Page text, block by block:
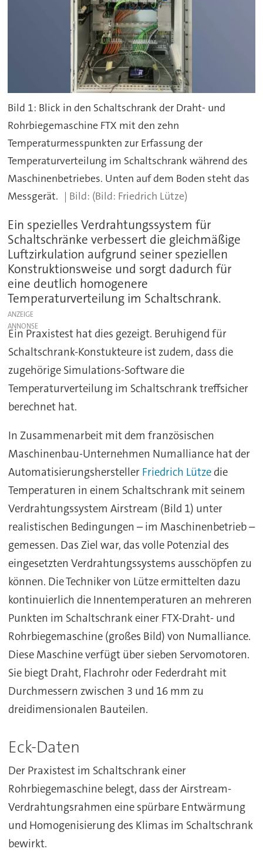
Bild 1: Blick in den Schaltschrank der Draht- und
Rohrbiegemaschine FTX mit den zehn
Temperaturmesspunkten zur Erfassung der
Temperaturverteilung im Schaltschrank während des
Maschinenbetriebes. Unten auf dem Boden steht das
Messgerät.
(Bild: Friedrich Lütze)
Ein spezielles Verdrahtungssystem für
Schaltschränke verbessert die gleichmäßige
Luftzirkulation aufgrund seiner speziellen
Konstruktionsweise und sorgt dadurch für
eine deutlich homogenere
Temperaturverteilung im Schaltschrank.
ANZEIGE
Ein Praxistest hat dies gezeigt. Beruhigend für
Schaltschrank-Konstukteure ist zudem, dass die
zugehörige Simulations-Software die
Temperaturverteilung im Schaltschrank treffsicher
berechnet hat.
In Zusammenarbeit mit dem französischen
Maschinenbau-Unternehmen Numalliance hat der
Automatisierungshersteller Friedrich Lützedie
Temperaturen in einem Schaltschrank mit seinem
Verdrahtungssystem Airstream (Bild 1) unter
realistischen Bedingungen – im Maschinenbetrieb –
gemessen. Das Ziel war, das volle Potenzial des
eingesetzten Verdrahtungssystems ausschöpfen zu
können. Die Techniker von Lütze ermittelten dazu
kontinuierlich die Innentemperaturen an mehreren
Punkten im Schaltschrank einer FTX-Draht- und
Rohrbiegemaschine (großes Bild) von Numalliance.
Diese Maschine verfügt über sieben Servomotoren.
Sie biegt Draht, Flachrohr oder Federdraht mit
Durchmessern zwischen 3 und 16 mm zu
dreidimensionalen Bauteilen.
Eck-Daten
Der Praxistest im Schaltschrank einer
Rohrbiegemaschine belegt, dass der Airstream-
Verdrahtungsrahmen eine spürbare Entwärmung
und Homogenisierung des Klimas im Schaltschrank
bewirkt.